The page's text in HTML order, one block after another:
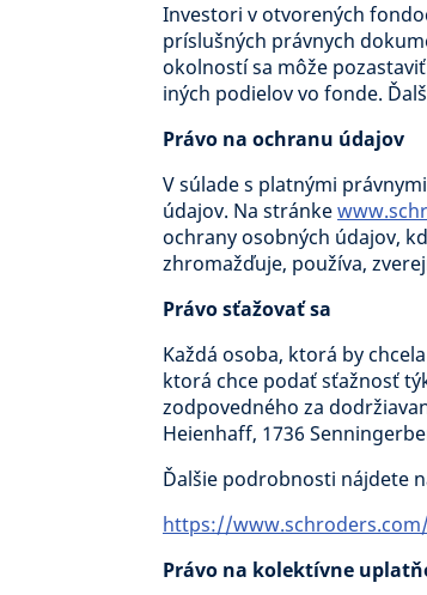
Investori v otvorených
príslušných právnych
okolností sa môže
iných podielov vo fonde.
Právo na ochranu údajov
V súlade s platnými
údajov. Na stránke
ochrany osobných údajov,
zhromažďuje, používa,
Právo sťažovať sa
Každá osoba, ktorá by
ktorá chce podať sťažnosť
zodpovedného za
Heienhaff, 1736
Ďalšie podrobnosti nájdete
https://
Právo na kolektívne